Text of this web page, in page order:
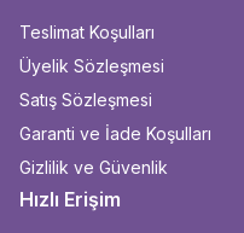
Teslimat Koşulları
Üyelik Sözleşmesi
Satış Sözleşmesi
Garanti ve İade Koşulları
Gizlilik ve Güvenlik
Hızlı Erişim